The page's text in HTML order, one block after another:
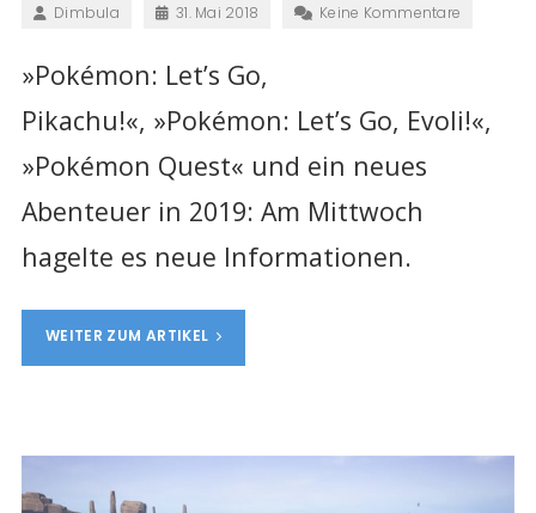
Dimbula 31. Mai 2018 Keine Kommentare
»Pokémon: Let’s Go,
Pikachu!«, »Pokémon: Let’s Go, Evoli!«,
»Pokémon Quest« und ein neues
Abenteuer in 2019: Am Mittwoch
hagelte es neue Informationen.
WEITER ZUM ARTIKEL